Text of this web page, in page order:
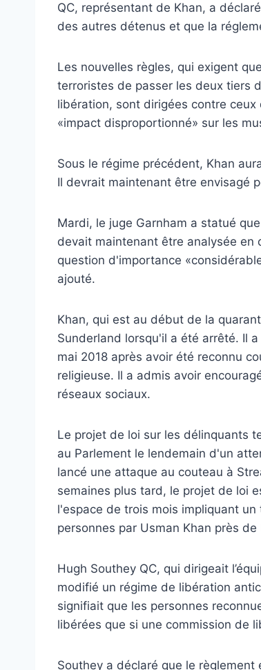
QC, représentant de Khan, a
des autres détenus et que la
Les nouvelles règles, qui exigent
terroristes de passer les deux tiers
libération, sont dirigées contre
«impact disproportionné» sur les
Sous le régime précédent, Khan
Il devrait maintenant être envisagé
Mardi, le juge Garnham a statué
devait maintenant être analysée
question d'importance
ajouté.
Khan, qui est au début de la
Sunderland lorsqu'il a été arrêté. Il
mai 2018 après avoir été reconnu
religieuse. Il a admis avoir
réseaux sociaux.
Le projet de loi sur les délinquants
au Parlement le lendemain d'un
lancé une attaque au couteau à
semaines plus tard, le projet de loi
l'espace de trois mois impliquant
personnes par Usman Khan près
Hugh Southey QC, qui dirigeait
modifié un régime de libération
signifiait que les personnes
libérées que si une commission de
Southey a déclaré que le